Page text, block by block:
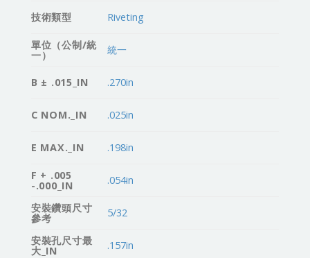
技術類型 Riveting
單位（公制/統
一） 統一
B ± .015_IN .270in
C NOM._IN .025in
E MAX._IN .198in
F + .005
-.000_IN .054in
安裝鑽頭尺寸
參考 5/32
安裝孔尺寸最
大_IN .157in